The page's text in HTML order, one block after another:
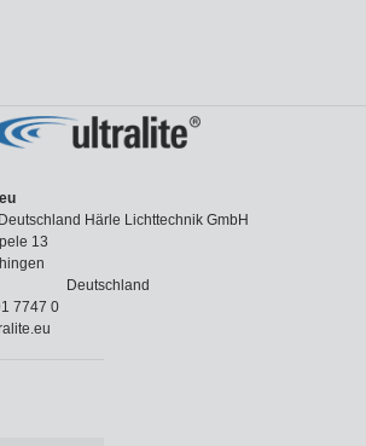
Härle Lichttechnik GmbH
13
7747 0